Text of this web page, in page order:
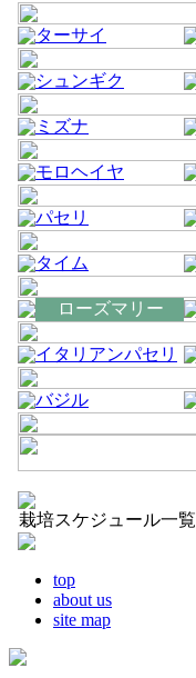
ターサイ
シュンギク
ミズナ
モロヘイヤ
パセリ
タイム
ローズマリー
イタリアンパセリ
バジル
栽培スケジュール一覧
top
about us
site map